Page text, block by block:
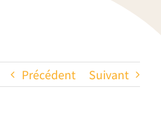
Précédent Suivant